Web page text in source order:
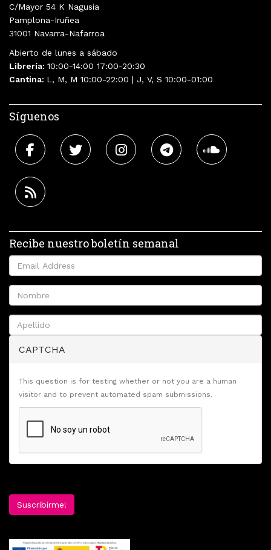
C/Mayor 54 K Nagusia
Pamplona-Iruñea
31001 Navarra-Nafarroa
Abierto de lunes a sábado
Librería: 10:00-14:00 17:00-20:30
Cantina: L, M, M 10:00-22:00 | J, V, S 10:00-01:00
Síguenos
Recibe nuestro boletín semanal
CAPTCHA
This question is for testing whether or not you are a human
visitor and to prevent automated spam submissions.
Suscribirme!